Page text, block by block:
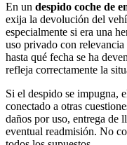
En un despido coche de
exija la devolución del
especialmente si era una
uso privado con relevancia
hasta qué fecha se ha
refleja correctamente la
Si el despido se impugna,
conectado a otras
daños por uso, entrega de
eventual readmisión. No